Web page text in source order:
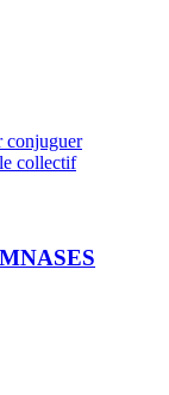
conjuguer
collectif